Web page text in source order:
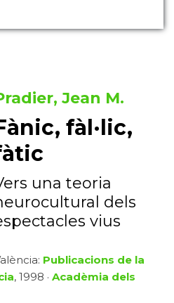
Jean M.
fàl·lic,
una teoria
dels
vius
Publicacions de la
, 1998 · Acadèmia dels